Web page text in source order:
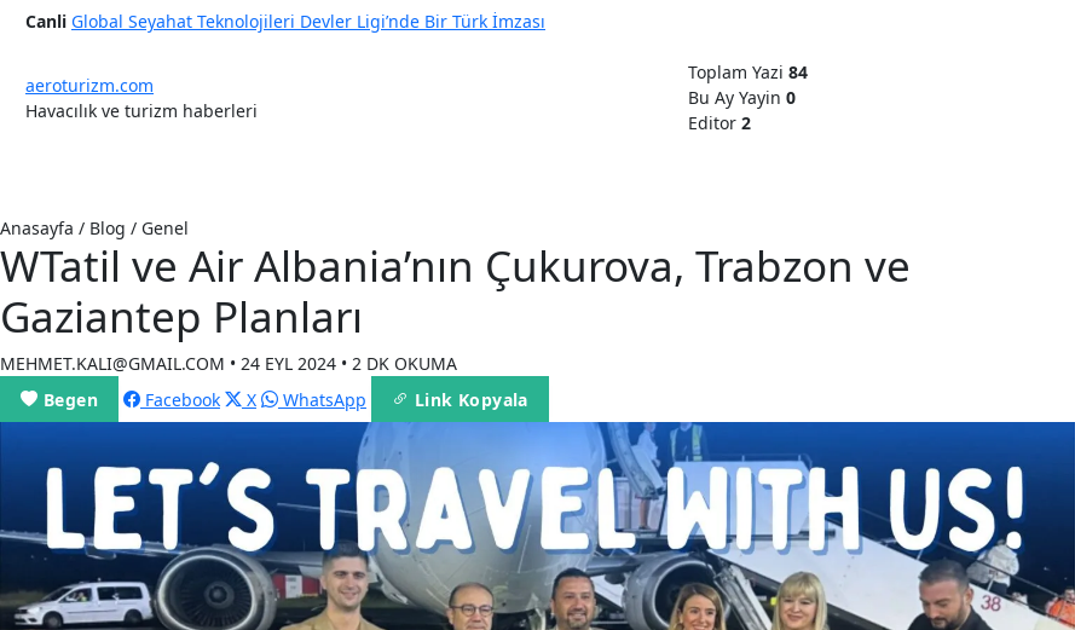
Canli Global Seyahat Teknolojileri Devler Ligi’nde Bir Türk İmzası
aeroturizm.com
Havacılık ve turizm haberleri
Toplam Yazi 84
Bu Ay Yayin 0
Editor 2
Anasayfa / Blog / Genel
WTatil ve Air Albania’nın Çukurova, Trabzon ve
Gaziantep Planları
MEHMET.KALI@GMAIL.COM • 24 EYL 2024 • 2 DK OKUMA
Begen
Facebook X WhatsApp Link Kopyala